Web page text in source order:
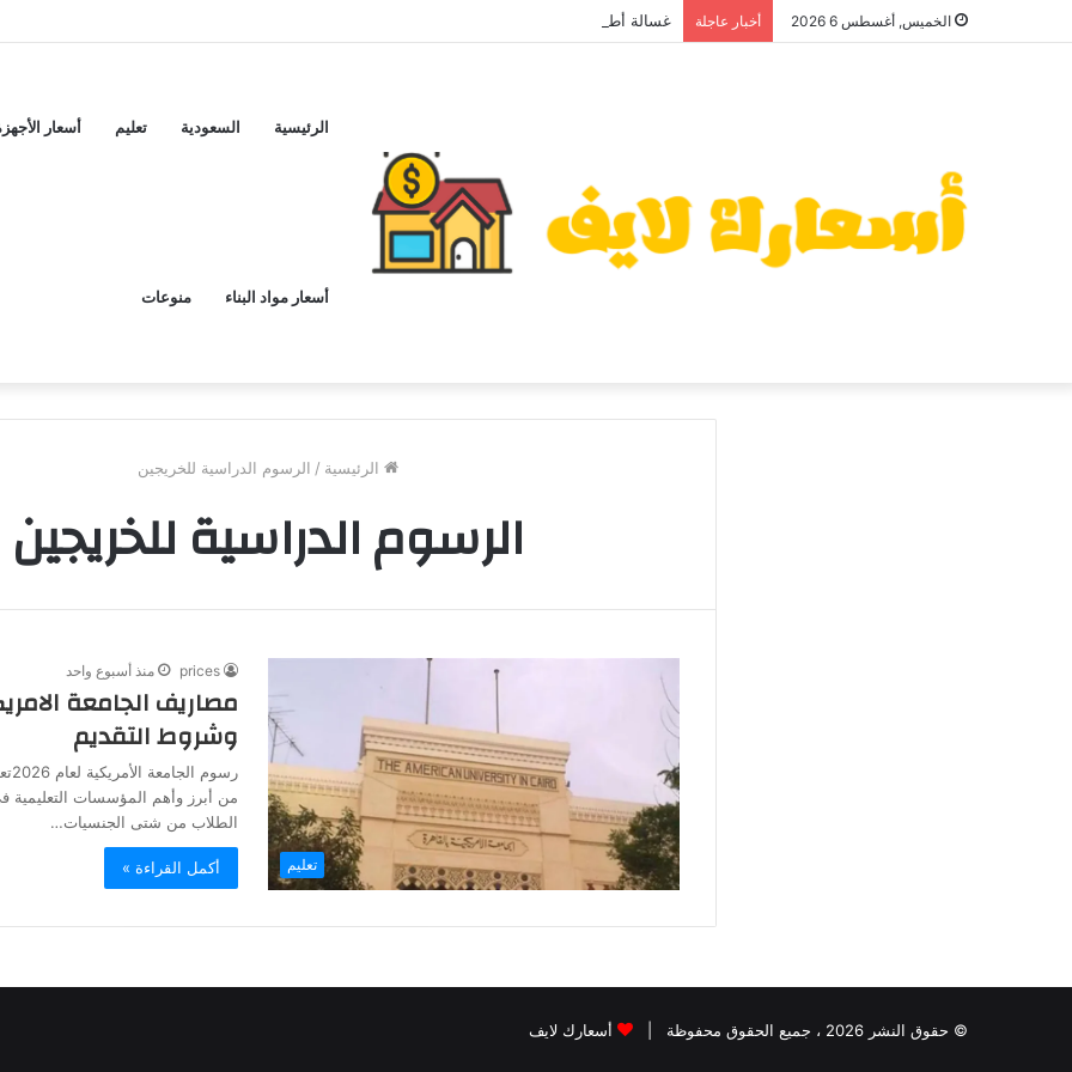
الخميس, أغسطس 6 2026 أخبار عاجلة غسالة أطباق أريستون 2026: سعر منافس وعيوب قد تهمك قبل الشراء
الرئيسية السعودية تعليم أسعار
أسعار مواد البناء منوعات
الرئيسية / الرسوم الدراسية للخريجين
الرسوم الدراسية للخريجين
تعليم
prices منذ أسبوع واحد
وشروط التقديم
من أبرز وأهم المؤسسات
الطلاب من شتى الجنسيات…
أكمل القراءة »
© حقوق النشر 2026 ، جميع الحقوق محفوظة | أسعارك لايف